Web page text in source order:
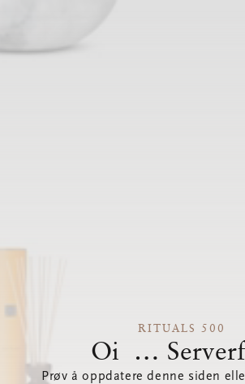
RITUALS 500
Oi …
Prøv å oppdatere denne siden